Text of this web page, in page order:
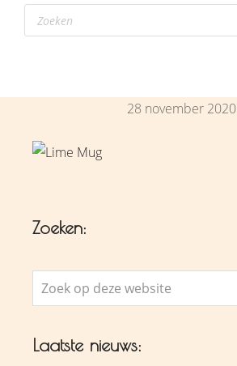
Producten
zoeken
28 november 2020
Zoeken:
Zoek
op
website
Laatste nieuws: